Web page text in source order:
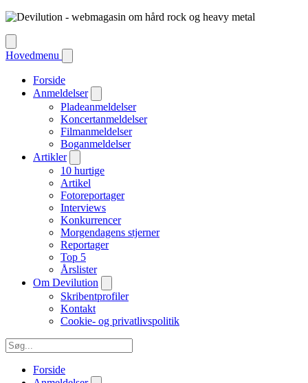
Hovedmenu
Forside
Anmeldelser
Pladeanmeldelser
Koncertanmeldelser
Filmanmeldelser
Boganmeldelser
Artikler
10 hurtige
Artikel
Fotoreportager
Interviews
Konkurrencer
Morgendagens stjerner
Reportager
Top 5
Årslister
Om Devilution
Skribentprofiler
Kontakt
Cookie- og privatlivspolitik
Forside